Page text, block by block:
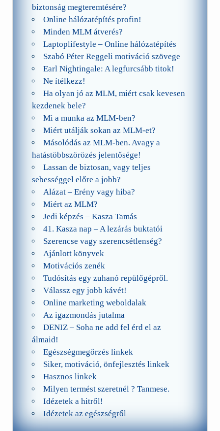
biztonság megteremtésére?
Online hálózatépítés profin!
Minden MLM átverés?
Laptoplifestyle – Online hálózatépítés
Szabó Péter Reggeli motiváció szövege
Earl Nightingale: A legfurcsább titok!
Ne ítélkezz!
Ha olyan jó az MLM, miért csak kevesen
kezdenek bele?
Mi a munka az MLM-ben?
Miért utálják sokan az MLM-et?
Másolódás az MLM-ben. Avagy a
hatástöbbszörözés jelentősége!
Lassan de biztosan, vagy teljes
sebességgel előre a jobb?
Alázat – Erény vagy hiba?
Miért az MLM?
Jedi képzés – Kasza Tamás
41. Kasza nap – A lezárás buktatói
Szerencse vagy szerencsétlenség?
Ajánlott könyvek
Motivációs zenék
Tudósítás egy zuhanó repülőgépről.
Válassz egy jobb kávét!
Online marketing weboldalak
Az igazmondás jutalma
DENIZ – Soha ne add fel érd el az
álmaid!
Egészségmegőrzés linkek
Siker, motiváció, önfejlesztés linkek
Hasznos linkek
Milyen termést szeretnél ? Tanmese.
Idézetek a hitről!
Idézetek az egészségről